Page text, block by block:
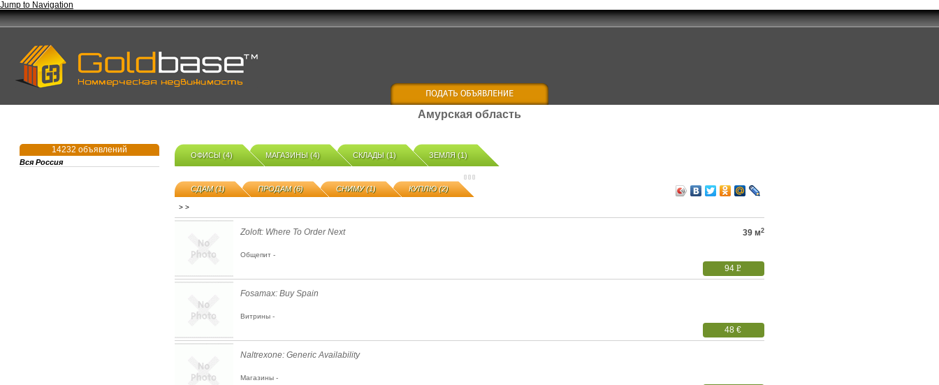
Jump to Navigation
Амурская область
ОФИСЫ (4) МАГАЗИНЫ (4) СКЛАДЫ (1) ЗЕМЛЯ (1)
СДАМ (1) ПРОДАМ (6) СНИМУ (1) КУПЛЮ (2)
> >
39 м2
94 P
УБ.
Zoloft: Where To Order Next
Общепит -
48 €
Fosamax: Buy Spain
Витрины -
Naltrexone: Generic Availability
Магазины -
14232 объявлений
Вся Россия